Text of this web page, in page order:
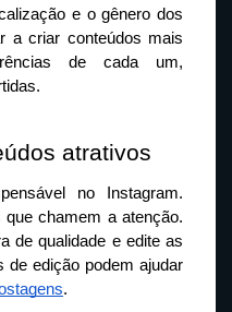
e o gênero dos
a criar conteúdos mais
de cada um,
atrativos
no Instagram.
que chamem a atenção.
de qualidade e edite as
de edição podem ajudar
.